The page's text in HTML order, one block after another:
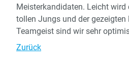
Meisterkandidaten. Leicht wird
tollen Jungs und der gezeigten
Teamgeist sind wir sehr
Zurück